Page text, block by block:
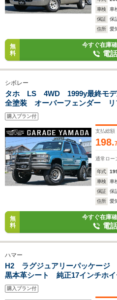
車検
車
保証
保
住所
愛
無
料
今すぐ在庫
電
シボレー
タホ LS 4WD 1999y最終モ
全塗装 オーバーフェンダー リ
ビ グリルガード ルーフラッ
ETC バックカメラ
購入プラン付
支払総額
198.
通常ロー
年式
車検
車
保証
保
住所
愛
無
料
今すぐ在庫
電
ハマー
H2 ラグジュアリーパッケー
黒本革シート 純正17インチホ
ナビTV ETC バックカメラ 1
ューブサイドステップ
購入プラン付